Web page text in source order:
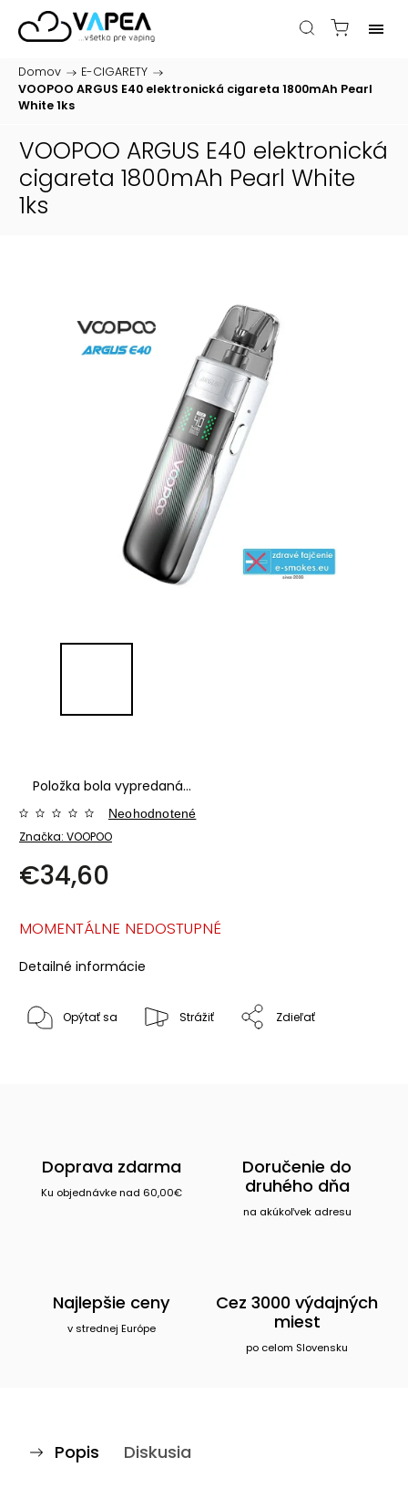
Domov / E-CIGARETY /
VOOPOO ARGUS E40 elektronická cigareta 1800mAh Pearl
White 1ks
VOOPOO ARGUS E40 elektronická
cigareta 1800mAh Pearl White
1ks
Položka bola vypredaná…
Značka: VOOPOO
Neohodnotené
€34,60
MOMENTÁLNE NEDOSTUPNÉ
Detailné informácie
Opýtať sa Strážiť Zdieľať
Doprava zdarma
Ku objednávke nad 60,00€
Doručenie do
druhého dňa
na akúkoľvek adresu
Najlepšie ceny
v strednej Európe
Cez 3000 výdajných
miest
po celom Slovensku
Popis Diskusia